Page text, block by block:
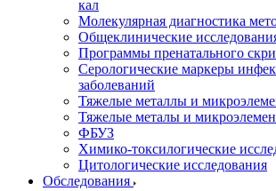
кал
Молекулярная диагностика
Общеклинические
Программы пренатального
Серологические маркеры
заболеваний
Тяжелые металлы и
Тяжелые металы и
ФБУЗ
Химико-токсилогические
Цитологические исследования
Обследования